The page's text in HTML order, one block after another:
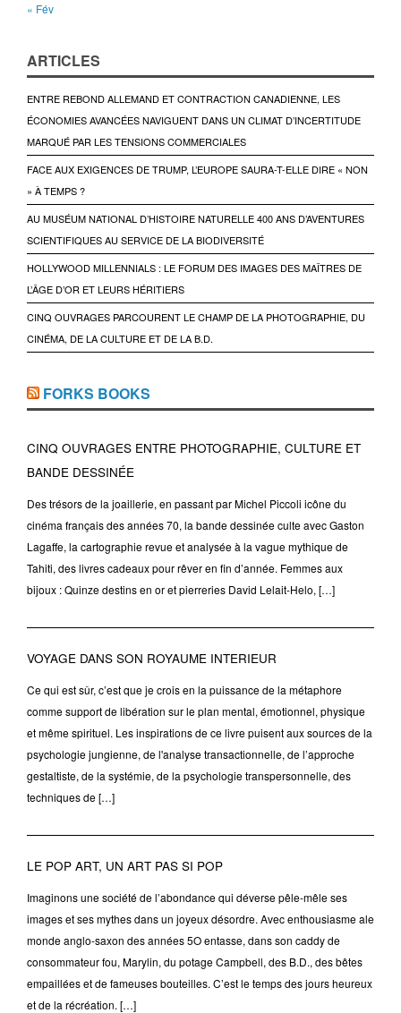
« Fév
ARTICLES
ENTRE REBOND ALLEMAND ET CONTRACTION CANADIENNE, LES
ÉCONOMIES AVANCÉES NAVIGUENT DANS UN CLIMAT D’INCERTITUDE
MARQUÉ PAR LES TENSIONS COMMERCIALES
FACE AUX EXIGENCES DE TRUMP, L’EUROPE SAURA-T-ELLE DIRE « NON
» À TEMPS ?
AU MUSÉUM NATIONAL D’HISTOIRE NATURELLE 400 ANS D’AVENTURES
SCIENTIFIQUES AU SERVICE DE LA BIODIVERSITÉ
HOLLYWOOD MILLENNIALS : LE FORUM DES IMAGES DES MAÎTRES DE
L’ÂGE D’OR ET LEURS HÉRITIERS
CINQ OUVRAGES PARCOURENT LE CHAMP DE LA PHOTOGRAPHIE, DU
CINÉMA, DE LA CULTURE ET DE LA B.D.
FORKS BOOKS
CINQ OUVRAGES ENTRE PHOTOGRAPHIE, CULTURE ET
BANDE DESSINÉE
Des trésors de la joaillerie, en passant par Michel Piccoli icône du
cinéma français des années 70, la bande dessinée culte avec Gaston
Lagaffe, la cartographie revue et analysée à la vague mythique de
Tahiti, des livres cadeaux pour rêver en fin d’année. Femmes aux
bijoux : Quinze destins en or et pierreries David Lelait-Helo, […]
VOYAGE DANS SON ROYAUME INTERIEUR
Ce qui est sûr, c’est que je crois en la puissance de la métaphore
comme support de libération sur le plan mental, émotionnel, physique
et même spirituel. Les inspirations de ce livre puisent aux sources de la
psychologie jungienne, de l'analyse transactionnelle, de l’approche
gestaltiste, de la systémie, de la psychologie transpersonnelle, des
techniques de […]
LE POP ART, UN ART PAS SI POP
Imaginons une société de l’abondance qui déverse pêle-mêle ses
images et ses mythes dans un joyeux désordre. Avec enthousiasme ale
monde anglo-saxon des années 5O entasse, dans son caddy de
consommateur fou, Marylin, du potage Campbell, des B.D., des bêtes
empaillées et de fameuses bouteilles. C’est le temps des jours heureux
et de la récréation. […]